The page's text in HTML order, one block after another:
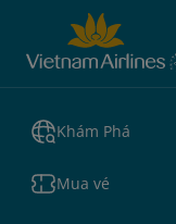
Khám Phá
Mua vé